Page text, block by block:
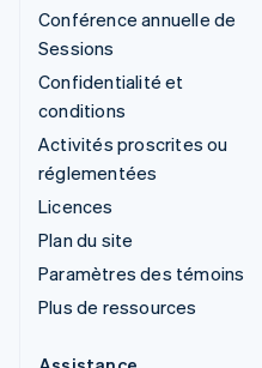
Conférence annuelle de
Sessions
Confidentialité et
conditions
Activités proscrites ou
réglementées
Licences
Plan du site
Paramètres des témoins
Plus de ressources